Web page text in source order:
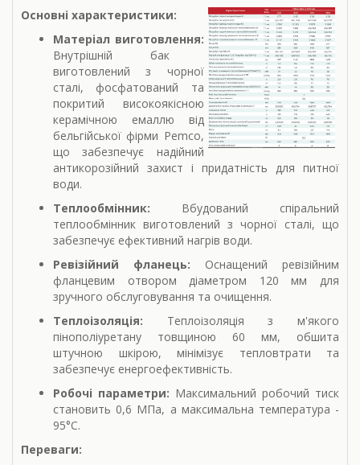
Основні характеристики:
Матеріал виготовлення:
Внутрішній бак
виготовлений з чорної
сталі, фосфатований та
покритий високоякісною
керамічною емаллю від
бельгійської фірми Pemco,
що забезпечує надійний
антикорозійний захист і придатність для питної
води.
Теплообмінник: Вбудований спіральний
теплообмінник виготовлений з чорної сталі, що
забезпечує ефективний нагрів води.
Ревізійний фланець: Оснащений ревізійним
фланцевим отвором діаметром 120 мм для
зручного обслуговування та очищення.
Теплоізоляція: Теплоізоляція з м'якого
пінополіуретану товщиною 60 мм, обшита
штучною шкірою, мінімізує тепловтрати та
забезпечує енергоефективність.
Робочі параметри: Максимальний робочий тиск
становить 0,6 МПа, а максимальна температура -
95°C.
Переваги: